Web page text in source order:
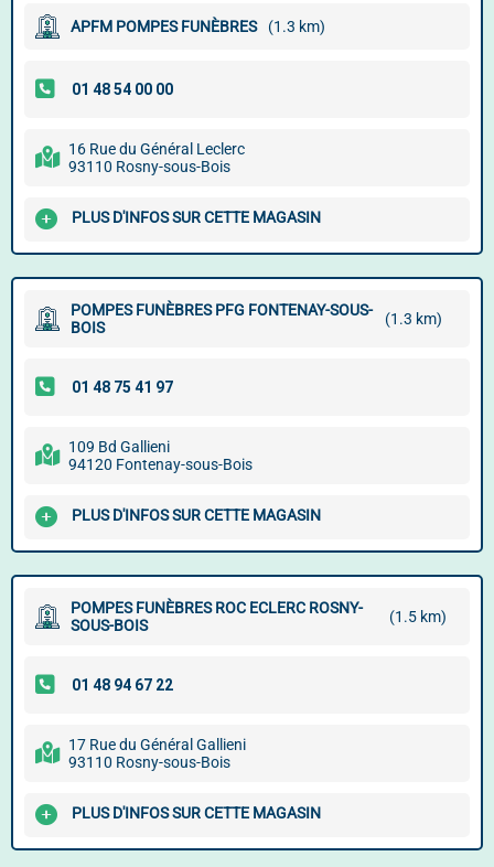
APFM POMPES FUNÈBRES (1.3 km)
16 Rue du Général Leclerc
93110 Rosny-sous-Bois
PLUS D'INFOS SUR CETTE MAGASIN
POMPES FUNÈBRES PFG FONTENAY-SOUS-
BOIS
(1.3 km)
109 Bd Gallieni
94120 Fontenay-sous-Bois
PLUS D'INFOS SUR CETTE MAGASIN
POMPES FUNÈBRES ROC ECLERC ROSNY-
SOUS-BOIS
(1.5 km)
17 Rue du Général Gallieni
93110 Rosny-sous-Bois
PLUS D'INFOS SUR CETTE MAGASIN